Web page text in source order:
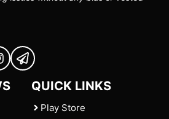
QUICK LINKS
Play Store